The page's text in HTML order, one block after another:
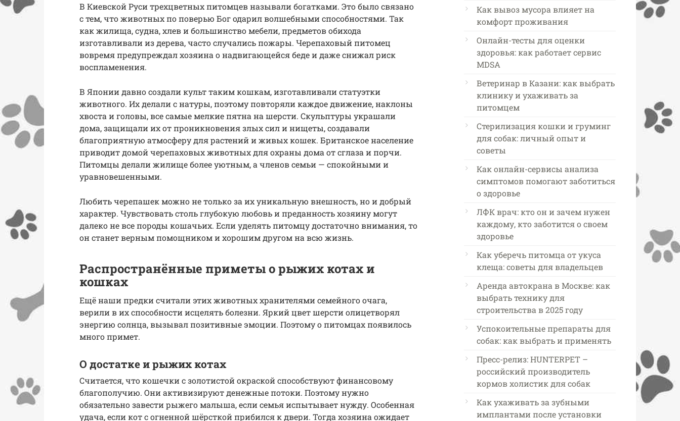
В Киевской Руси трехцветных питомцев называли богатками. Это было связано
с тем, что животных по поверью Бог одарил волшебными способностями. Так
как жилища, судна, хлев и большинство мебели, предметов обихода
изготавливали из дерева, часто случались пожары. Черепаховый питомец
вовремя предупреждал хозяина о надвигающейся беде и даже снижал риск
воспламенения.
В Японии давно создали культ таким кошкам, изготавливали статуэтки
животного. Их делали с натуры, поэтому повторяли каждое движение, наклоны
хвоста и головы, все самые мелкие пятна на шерсти. Скульптуры украшали
дома, защищали их от проникновения злых сил и нищеты, создавали
благоприятную атмосферу для растений и живых кошек. Британское население
приводит домой черепаховых животных для охраны дома от сглаза и порчи.
Питомцы делали жилище более уютным, а членов семьи — спокойными и
уравновешенными.
Любить черепашек можно не только за их уникальную внешность, но и добрый
характер. Чувствовать столь глубокую любовь и преданность хозяину могут
далеко не все породы кошачьих. Если уделять питомцу достаточно внимания, то
он станет верным помощником и хорошим другом на всю жизнь.
Распространённые приметы о рыжих котах и
кошках
Ещё наши предки считали этих животных хранителями семейного очага,
верили в их способности исцелять болезни. Яркий цвет шерсти олицетворял
энергию солнца, вызывал позитивные эмоции. Поэтому о питомцах появилось
много примет.
О достатке и рыжих котах
Считается, что кошечки с золотистой окраской способствуют финансовому
благополучию. Они активизируют денежные потоки. Поэтому нужно
обязательно завести рыжего малыша, если семья испытывает нужду. Особенная
удача, если кот с огненной шёрсткой прибился к двери. Тогда хозяина ожидает
Как вывоз мусора влияет на
комфорт проживания
Онлайн-тесты для оценки
здоровья: как работает сервис
MDSA
Ветеринар в Казани: как выбрать
клинику и ухаживать за
питомцем
Стерилизация кошки и груминг
для собак: личный опыт и
советы
Как онлайн-сервисы анализа
симптомов помогают заботиться
о здоровье
ЛФК врач: кто он и зачем нужен
каждому, кто заботится о своем
здоровье
Как уберечь питомца от укуса
клеща: советы для владельцев
Аренда автокрана в Москве: как
выбрать технику для
строительства в 2025 году
Успокоительные препараты для
собак: как выбрать и применять
Пресс-релиз: HUNTERPET –
российский производитель
кормов холистик для собак
Как ухаживать за зубными
имплантами после установки